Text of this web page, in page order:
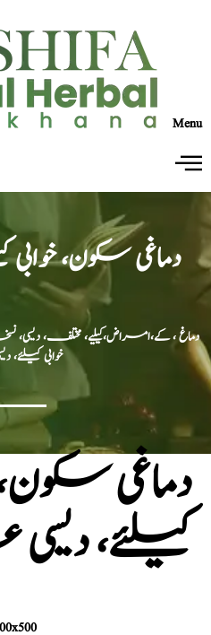
Menu
دماغی سکون،
دماغ ، کے،امراض،کیلیے، مختلف،
خوابی کیلئے،
دماغی
کیلئے،